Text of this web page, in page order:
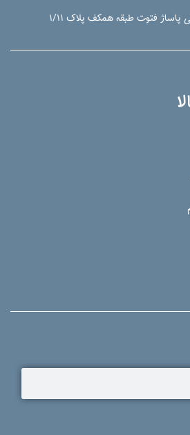
فتوت طبقه همکف پلاک ۱/۱۱